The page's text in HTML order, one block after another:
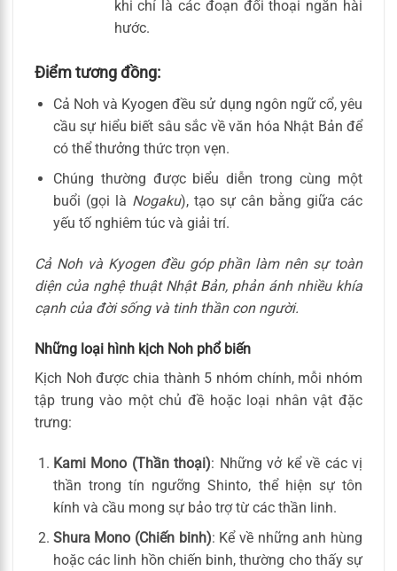
khi chỉ là các đoạn đối thoại ngắn hài
hước.
Điểm tương đồng:
Cả Noh và Kyogen đều sử dụng ngôn ngữ cổ, yêu
cầu sự hiểu biết sâu sắc về văn hóa Nhật Bản để
có thể thưởng thức trọn vẹn.
Chúng thường được biểu diễn trong cùng một
buổi (gọi là Nogaku), tạo sự cân bằng giữa các
yếu tố nghiêm túc và giải trí.
Cả Noh và Kyogen đều góp phần làm nên sự toàn
diện của nghệ thuật Nhật Bản, phản ánh nhiều khía
cạnh của đời sống và tinh thần con người.
Những loại hình kịch Noh phổ biến
Kịch Noh được chia thành 5 nhóm chính, mỗi nhóm
tập trung vào một chủ đề hoặc loại nhân vật đặc
trưng:
Kami Mono (Thần thoại): Những vở kể về các vị
thần trong tín ngưỡng Shinto, thể hiện sự tôn
kính và cầu mong sự bảo trợ từ các thần linh.
Shura Mono (Chiến binh): Kể về những anh hùng
hoặc các linh hồn chiến binh, thường cho thấy sự